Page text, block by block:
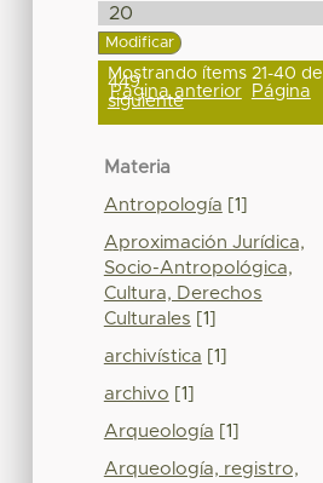
Mostrando ítems 21-40 de
449
Página anterior Página
siguiente
Materia
Antropología [1]
Aproximación Jurídica,
Socio-Antropológica,
Cultura, Derechos
Culturales [1]
archivística [1]
archivo [1]
Arqueología [1]
Arqueología, registro,